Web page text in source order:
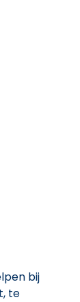
bij
te